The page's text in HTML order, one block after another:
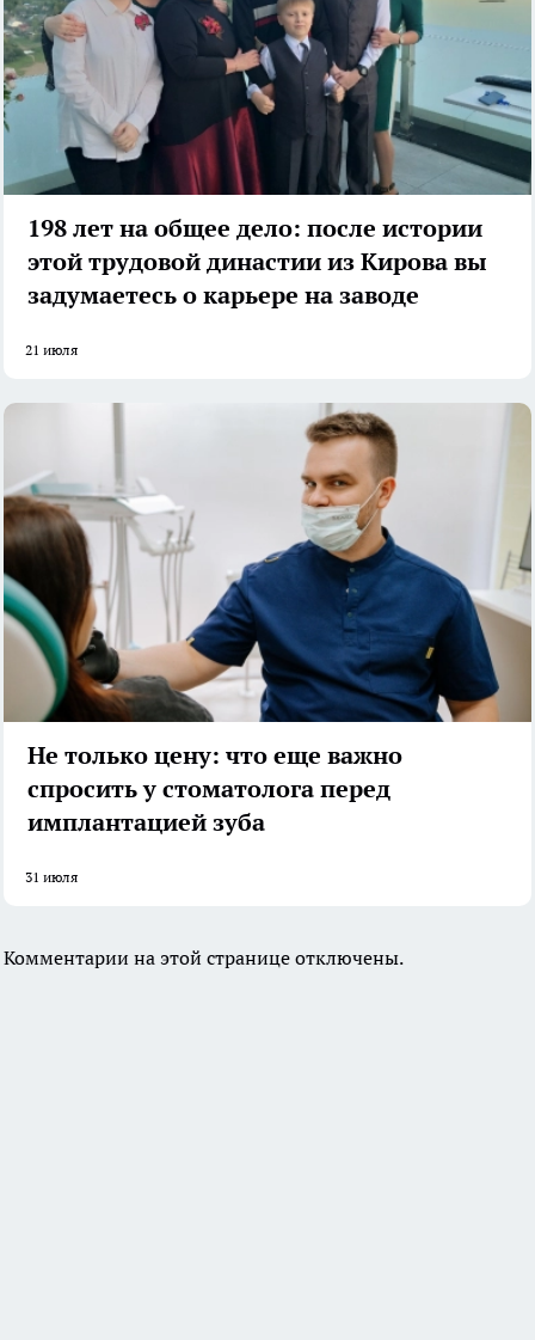
198 лет на общее дело: после истории
этой трудовой династии из Кирова вы
задумаетесь о карьере на заводе
21 июля
Не только цену: что еще важно
спросить у стоматолога перед
имплантацией зуба
31 июля
Комментарии на этой странице отключены.